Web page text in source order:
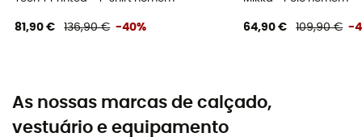
81,90 € 136,90 € -40% 64,90 € 109,90 € -
As nossas marcas de calçado,
vestuário e equipamento